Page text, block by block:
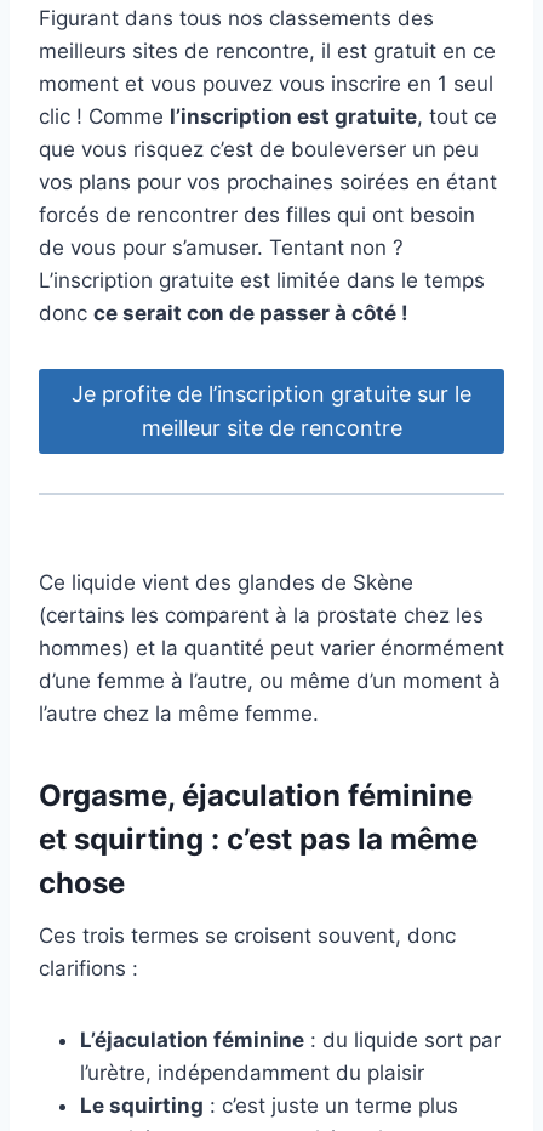
Figurant dans tous nos classements des
meilleurs sites de rencontre, il est gratuit en ce
moment et vous pouvez vous inscrire en 1 seul
clic ! Comme l’inscription est gratuite, tout ce
que vous risquez c’est de bouleverser un peu
vos plans pour vos prochaines soirées en étant
forcés de rencontrer des filles qui ont besoin
de vous pour s’amuser. Tentant non ?
L’inscription gratuite est limitée dans le temps
donc ce serait con de passer à côté !
Je profite de l’inscription gratuite sur le
meilleur site de rencontre
Ce liquide vient des glandes de Skène
(certains les comparent à la prostate chez les
hommes) et la quantité peut varier énormément
d’une femme à l’autre, ou même d’un moment à
l’autre chez la même femme.
Orgasme, éjaculation féminine
et squirting : c’est pas la même
chose
Ces trois termes se croisent souvent, donc
clarifions :
L’éjaculation féminine : du liquide sort par
l’urètre, indépendamment du plaisir
Le squirting : c’est juste un terme plus